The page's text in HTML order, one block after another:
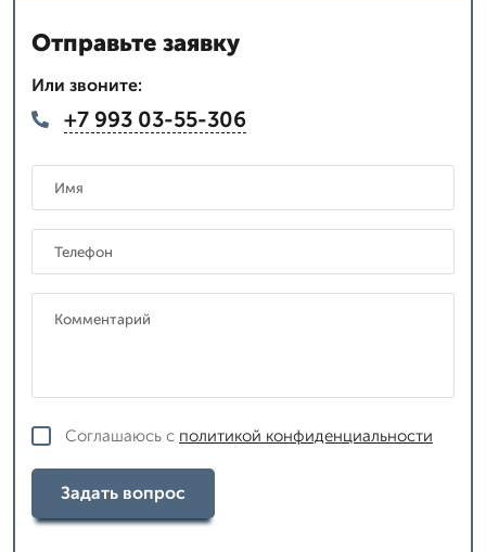
Отправьте заявку
Или звоните:
+7 993 03-55-306
Соглашаюсь с политикой конфиденциальности
Задать вопрос